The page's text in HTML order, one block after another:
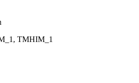
TMHIM_1